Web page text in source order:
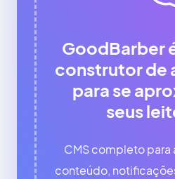
GoodBarber
construtor de
para se
seus
CMS completo para
conteúdo,